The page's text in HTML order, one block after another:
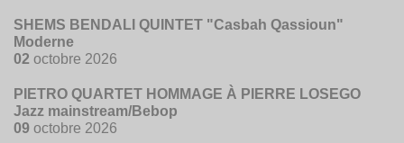
SHEMS BENDALI QUINTET "Casbah Qassioun"
Moderne
02 octobre 2026
PIETRO QUARTET HOMMAGE À PIERRE LOSEGO
Jazz mainstream/Bebop
09 octobre 2026